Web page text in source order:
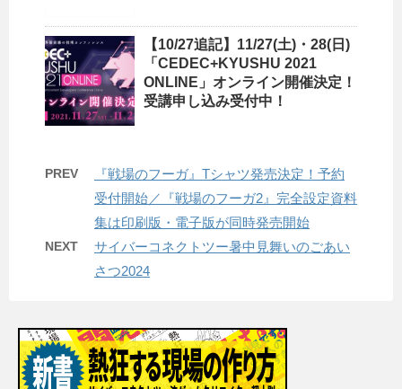
【10/27追記】11/27(土)・28(日)
「CEDEC+KYUSHU 2021
ONLINE」オンライン開催決定！
受講申し込み受付中！
PREV
『戦場のフーガ』Tシャツ発売決定！予約
受付開始／『戦場のフーガ2』完全設定資料
集は印刷版・電子版が同時発売開始
NEXT
サイバーコネクトツー暑中見舞いのごあい
さつ2024